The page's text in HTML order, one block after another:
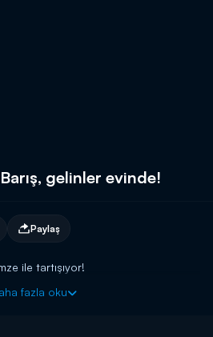
gelinler evinde!
Paylaş
ile tartışıyor!
fazla oku